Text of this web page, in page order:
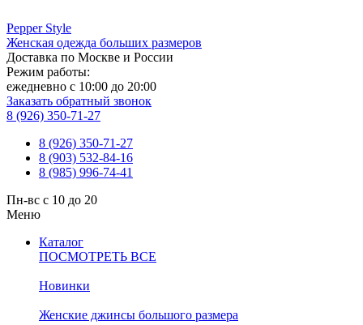
Pepper Style
Женская одежда больших размеров
Доставка по Москве и России
Режим работы:
ежедневно с 10:00 до 20:00
Заказать обратный звонок
8 (926) 350-71-27
8 (926) 350-71-27
8 (903) 532-84-16
8 (985) 996-74-41
Пн-вс с 10 до 20
Меню
Каталог
ПОСМОТРЕТЬ ВСЕ
Новинки
Женские джинсы большого размера